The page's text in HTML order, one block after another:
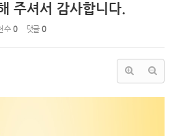
주셔서 감사합니다.
수 0 댓글 0